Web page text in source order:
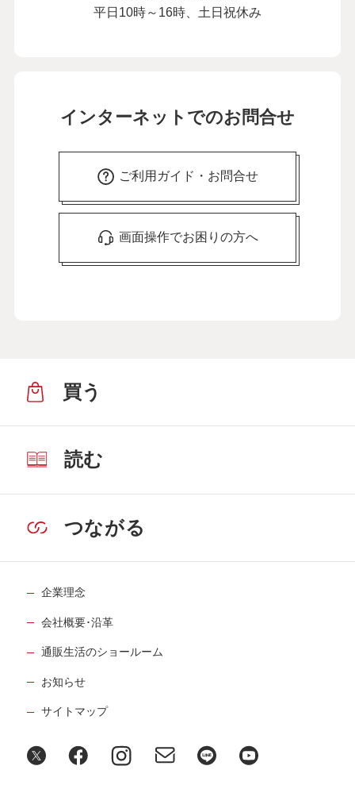
平日10時～16時、土日祝休み
インターネットでのお問合せ
ご利用ガイド・お問合せ
画面操作でお困りの方へ
買う
読む
つながる
企業理念
会社概要･沿革
通販生活のショールーム
お知らせ
サイトマップ